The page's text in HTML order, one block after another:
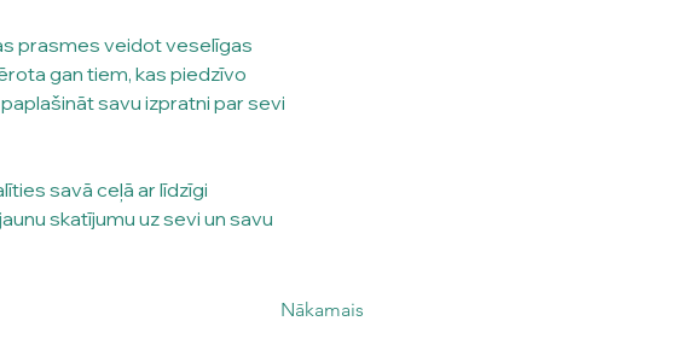
prasmes veidot veselīgas
gan tiem, kas piedzīvo
savu izpratni par sevi
savā ceļā ar līdzīgi
skatījumu uz sevi un savu
Nākamais